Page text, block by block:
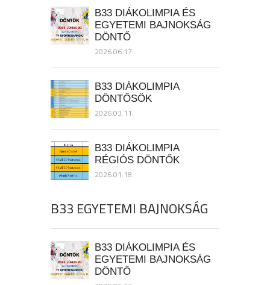
B33 DIÁKOLIMPIA ÉS
EGYETEMI BAJNOKSÁG
DÖNTŐ
2026.06.17.
B33 DIÁKOLIMPIA
DÖNTŐSÖK
2026.03.11.
B33 DIÁKOLIMPIA
RÉGIÓS DÖNTŐK
2026.01.18.
B33 EGYETEMI BAJNOKSÁG
B33 DIÁKOLIMPIA ÉS
EGYETEMI BAJNOKSÁG
DÖNTŐ